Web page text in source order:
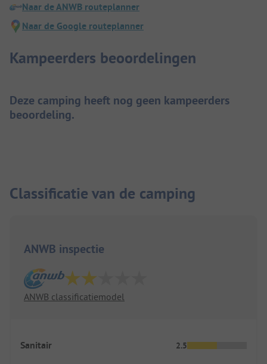
Naar de ANWB routeplanner
Naar de Google routeplanner
Kampeerders beoordelingen
Deze camping heeft nog geen kampeerders
beoordeling.
Classificatie van de camping
ANWB inspectie
ANWB classificatiemodel
Sanitair 2.5